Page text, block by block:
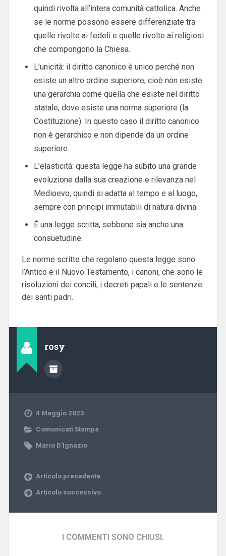
quindi rivolta all’intera comunità cattolica. Anche
se le norme possono essere differenziate tra
quelle rivolte ai fedeli e quelle rivolte ai religiosi
che compongono la Chiesa.
L’unicità: il diritto canonico è unico perché non
esiste un altro ordine superiore, cioè non esiste
una gerarchia come quella che esiste nel diritto
statale, dove esiste una norma superiore (la
Costituzione). In questo caso il diritto canonico
non è gerarchico e non dipende da un ordine
superiore.
L’elasticità: questa legge ha subito una grande
evoluzione dalla sua creazione e rilevanza nel
Medioevo, quindi si adatta al tempo e al luogo,
sempre con principi immutabili di natura divina.
È una legge scritta, sebbene sia anche una
consuetudine.
Le norme scritte che regolano questa legge sono
l’Antico e il Nuovo Testamento, i canoni, che sono le
risoluzioni dei concili, i decreti papali e le sentenze
dei santi padri.
rosy
4 Maggio 2023
Comunicati Stampa
Mario D'Ignazio
Articolo precedente
Articolo successivo
I COMMENTI SONO CHIUSI.